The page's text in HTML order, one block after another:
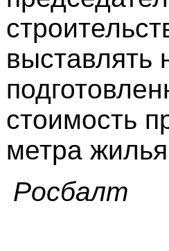
выставлять
стоимость
метра
Росбалт